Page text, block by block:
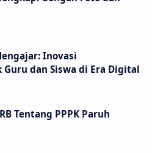
Inovasi
dan Siswa di Era Digital
Tentang PPPK Paruh